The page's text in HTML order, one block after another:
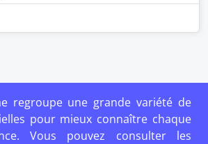
regroupe une grande variété de
pour mieux connaître chaque
Vous pouvez consulter les